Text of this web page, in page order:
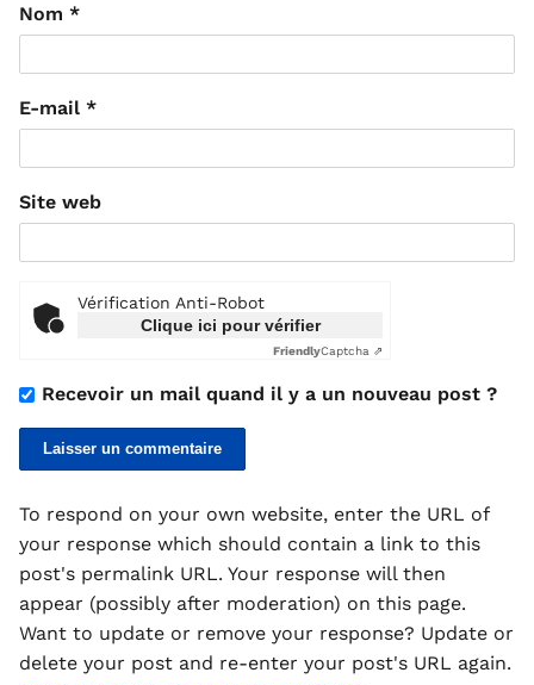
Nom *
E-mail *
Site web
Vérification Anti-Robot
Clique ici pour vérifier
FriendlyCaptcha ⇗
Recevoir un mail quand il y a un nouveau post ?
To respond on your own website, enter the URL of
your response which should contain a link to this
post's permalink URL. Your response will then
appear (possibly after moderation) on this page.
Want to update or remove your response? Update or
delete your post and re-enter your post's URL again.